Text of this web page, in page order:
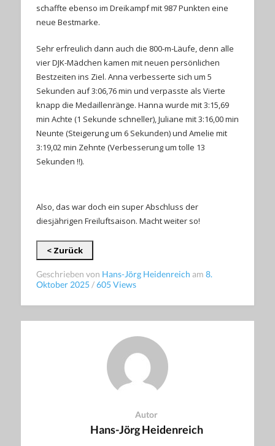
schaffte ebenso im Dreikampf mit 987 Punkten eine
neue Bestmarke.
Sehr erfreulich dann auch die 800-m-Läufe, denn alle
vier DJK-Mädchen kamen mit neuen persönlichen
Bestzeiten ins Ziel. Anna verbesserte sich um 5
Sekunden auf 3:06,76 min und verpasste als Vierte
knapp die Medaillenränge. Hanna wurde mit 3:15,69
min Achte (1 Sekunde schneller), Juliane mit 3:16,00 min
Neunte (Steigerung um 6 Sekunden) und Amelie mit
3:19,02 min Zehnte (Verbesserung um tolle 13
Sekunden !!).
Also, das war doch ein super Abschluss der
diesjährigen Freiluftsaison. Macht weiter so!
< Zurück
Geschrieben von Hans-Jörg Heidenreich am 8.
Oktober 2025 /605 Views
Autor
Hans-Jörg Heidenreich